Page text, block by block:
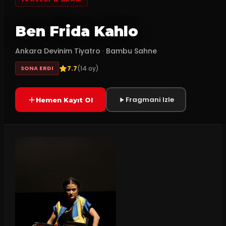
Ben Frida Kahlo
Ankara Devinim Tiyatro · Bambu Sahne
SONA ERDI 7.7(14 oy)
Hemen Kayıt Ol Fragmani Izle